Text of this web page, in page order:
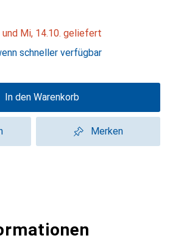
und Mi, 14.10. geliefert
schneller verfügbar
In den Warenkorb
Merken